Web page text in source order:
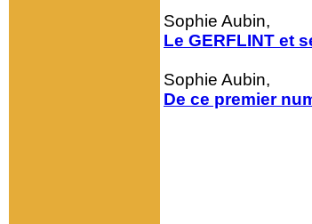
Sophie Aubin,
Le GERFLINT et
Sophie Aubin,
De ce premier